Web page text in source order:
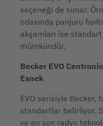
seçeneği de sunar.
odasında panjuru
akşamları ise
mümkündür.
Becker EVO
Esnek
EVO serisiyle Becker,
standartlar belirliyor.
ve en son radyo